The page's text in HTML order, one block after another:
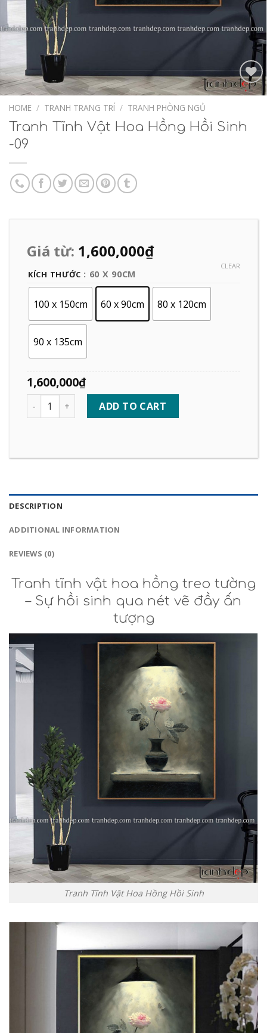
Add to
HOME / TRANH TRANG TRÍ / TRANH PHÒNG NGỦ
Tranh Tĩnh Vật Hoa Hồng Hồi Sinh
-09
Giá từ: 1,600,000₫
KÍCH THƯỚC : 60 X 90CM
100 x 150cm 60 x 90cm 80 x 120cm
90 x 135cm
CLEAR
1,600,000₫
Quantity ADD TO CART
DESCRIPTION
ADDITIONAL INFORMATION
REVIEWS (0)
Tranh tĩnh vật hoa hồng treo tường
– Sự hồi sinh qua nét vẽ đầy ấn
tượng
Tranh Tĩnh Vật Hoa Hồng Hồi Sinh